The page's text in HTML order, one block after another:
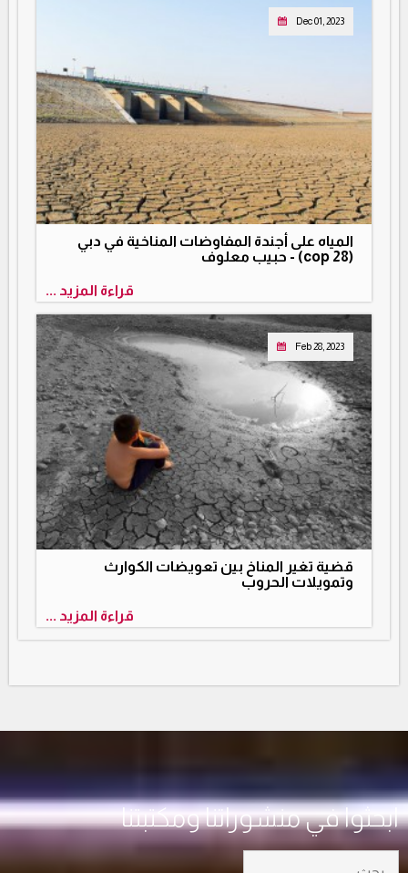
Dec 01, 2023
المياه على أجندة المفاوضات المناخية في دبي
(cop 28) - حبيب معلوف
قراءة المزيد ...
Feb 28, 2023
قضية تغير المناخ بين تعويضات الكوارث
وتمويلات الحروب
قراءة المزيد ...
ابحثوا في منشوراتنا ومكتبتنا